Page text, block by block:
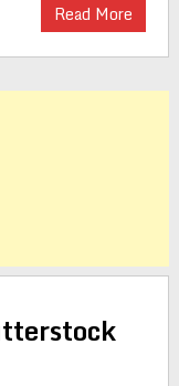
Read More